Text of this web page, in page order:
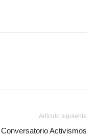
Artículo siguiente
Conversatorio Activismos